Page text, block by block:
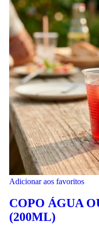
Adicionar aos favoritos
COPO ÁGUA
(200ML)